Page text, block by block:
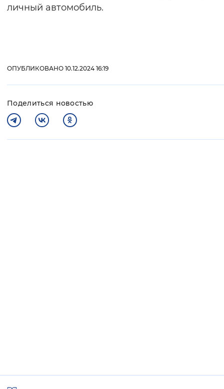
личный автомобиль.
ОПУБЛИКОВАНО 10.12.2024 16:19
Поделиться новостью